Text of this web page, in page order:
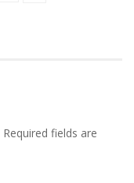
Required fields are